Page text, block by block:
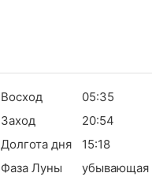
Восход
05:35
Заход
20:54
Долгота дня
15:18
Фаза Луны
убывающая